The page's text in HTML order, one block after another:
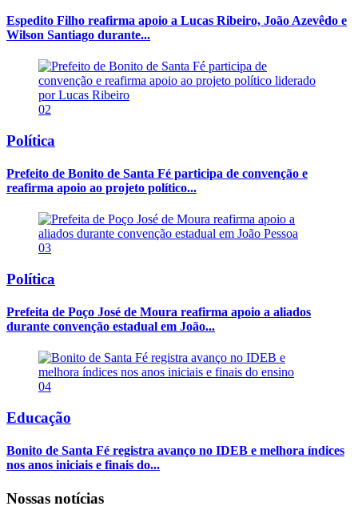
Espedito Filho reafirma apoio a Lucas Ribeiro, João Azevêdo e
Wilson Santiago durante...
02
Política
Prefeito de Bonito de Santa Fé participa de convenção e
reafirma apoio ao projeto político...
03
Política
Prefeita de Poço José de Moura reafirma apoio a aliados
durante convenção estadual em João...
04
Educação
Bonito de Santa Fé registra avanço no IDEB e melhora índices
nos anos iniciais e finais do...
Nossas notícias